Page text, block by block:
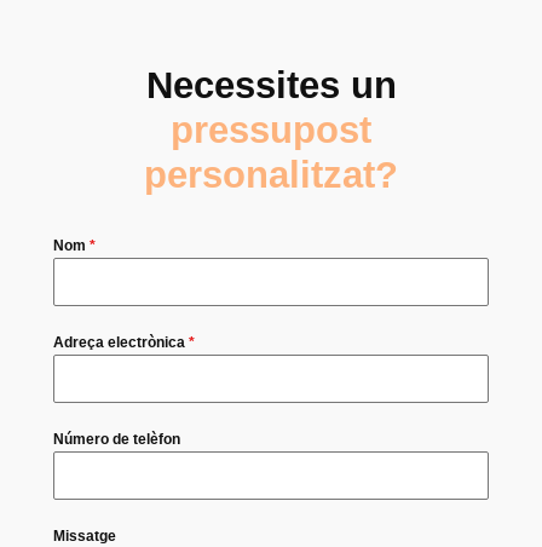
Necessites un
pressupost
personalitzat?
Nom *
Adreça electrònica *
Número de telèfon
Missatge